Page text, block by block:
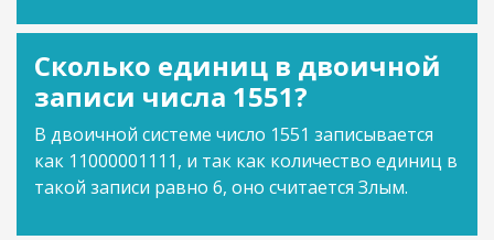
Сколько единиц в двоичной
записи числа 1551?
В двоичной системе число 1551 записывается
как 11000001111, и так как количество единиц в
такой записи равно 6, оно считается Злым.